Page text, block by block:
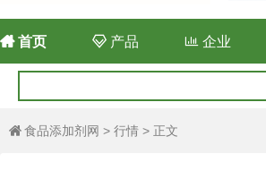
首页 产品 企业
 食品添加剂网 > 行情 > 正文